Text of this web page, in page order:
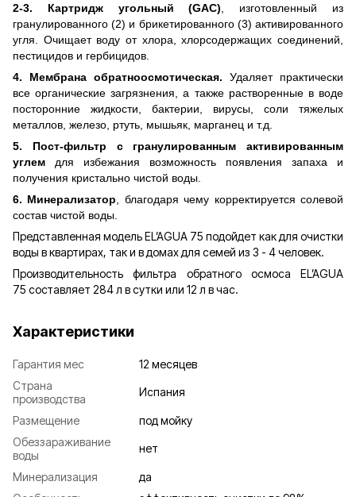
2-3.
Картридж угольный (GAC) , изготовленный из
гранулированного (2) и брикетированного (3) активированного
угля. Очищает воду от хлора, хлорсодержащих соединений,
пестицидов и гербицидов.
4. Мембрана обратноосмотическая. Удаляет практически
все органические загрязнения, а также растворенные в воде
посторонние жидкости, бактерии, вирусы, соли тяжелых
металлов, железо, ртуть, мышьяк, марганец и т.д.
5. Пост-фильтр с гранулированным активированным
углем для избежания возможность появления запаха и
получения кристально чистой воды.
6. Минерализатор , благодаря чему корректируется солевой
состав чистой воды.
Представленная модель EL’AGUA 75 подойдет как для очистки
воды в квартирах, так и в домах для семей из 3 - 4 человек.
Производительность фильтра обратного осмоса EL’AGUA
75 составляет 284 л в сутки или 12 л в час.
Характеристики
Гарантия мес
12 месяцев
Страна
производства
Испания
Размещение
под мойку
Обеззараживание
воды
нет
Минерализация
да